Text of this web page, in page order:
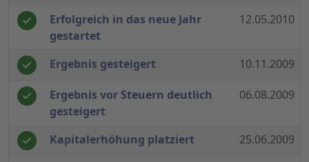
Erfolgreich in das neue Jahr
gestartet
12.05.2010
Ergebnis gesteigert 10.11.2009
Ergebnis vor Steuern deutlich
gesteigert
06.08.2009
Kapitalerhöhung platziert 25.06.2009